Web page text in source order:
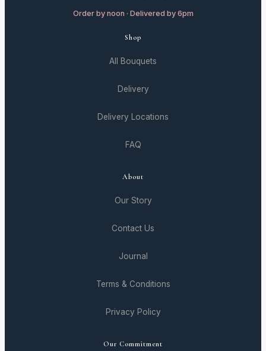
Order by noon · Delivered by 6pm
Shop
All Bouquets
Delivery
Delivery Locations
FAQ
About
Our Story
Contact Us
Journal
Terms & Conditions
Privacy Policy
Our Commitment